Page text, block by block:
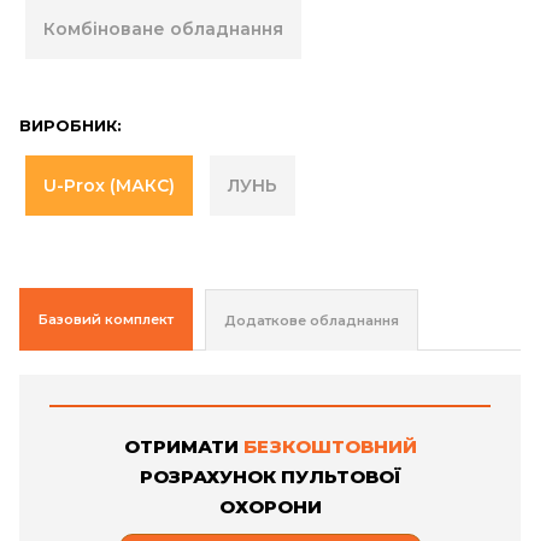
Комбіноване обладнання
ВИРОБНИК:
U-Prox (МАКС) ЛУНЬ
Базовий комплект Додаткове обладнання
ОТРИМАТИ БЕЗКОШТОВНИЙ
РОЗРАХУНОК ПУЛЬТОВОЇ
ОХОРОНИ